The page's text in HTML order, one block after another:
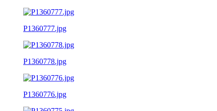
P1360777.jpg
P1360778.jpg
P1360776.jpg